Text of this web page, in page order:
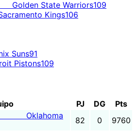
Golden State Warriors109
Kings106
Suns91
Pistons109
PJ DG
Pts
Oklahoma
82 0
9760